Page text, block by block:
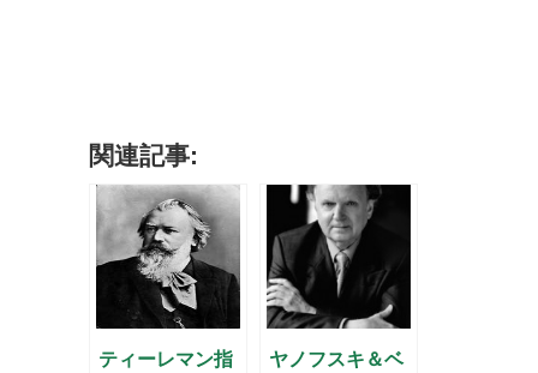
関連記事:
ティーレマン指
ヤノフスキ＆ベ